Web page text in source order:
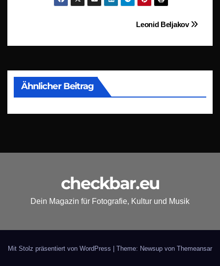
Beitragsnavigation
Leonid Beljakov
Ähnlicher Beitrag
checkbar.eu
Dein Magazin für Fotografie, Kultur und Musik
Mit Stolz präsentiert von WordPress | Theme: Newsup von Themeansar